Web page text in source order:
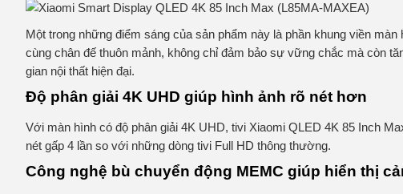
Một trong những điểm sáng của sản phẩm này là phần khung viền
cùng chân đế thuôn mảnh, không chỉ đảm bảo sự vững chắc mà còn
gian nội thất hiện đại.
Độ phân giải 4K UHD giúp hình ảnh rõ nét hơn
Với màn hình có độ phân giải 4K UHD, tivi Xiaomi QLED 4K 85 Inch
nét gấp 4 lần so với những dòng tivi Full HD thông thường.
Công nghệ bù chuyển động MEMC giúp hiển thị